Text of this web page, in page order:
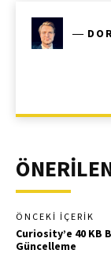
―
ÖNCEKI İÇERIK
Curiosity’e 40 KB
Güncelleme